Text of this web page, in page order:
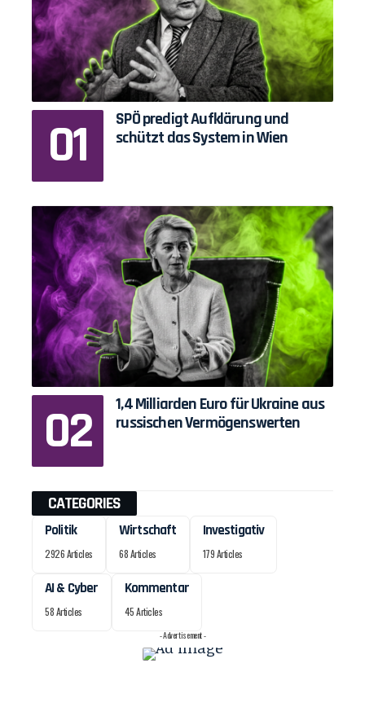
SPÖ predigt Aufklärung und
schützt das System in Wien
1,4 Milliarden Euro für Ukraine aus
russischen Vermögenswerten
CATEGORIES
Politik
2926 Articles
Wirtschaft
68 Articles
Investigativ
179 Articles
AI & Cyber
58 Articles
Kommentar
45 Articles
- Advertisement -